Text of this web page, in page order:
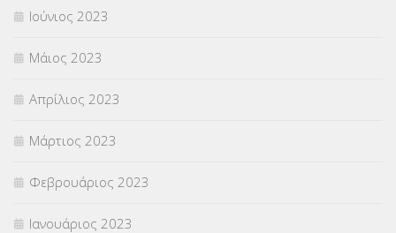
Ιούνιος 2023
Μάιος 2023
Απρίλιος 2023
Μάρτιος 2023
Φεβρουάριος 2023
Ιανουάριος 2023